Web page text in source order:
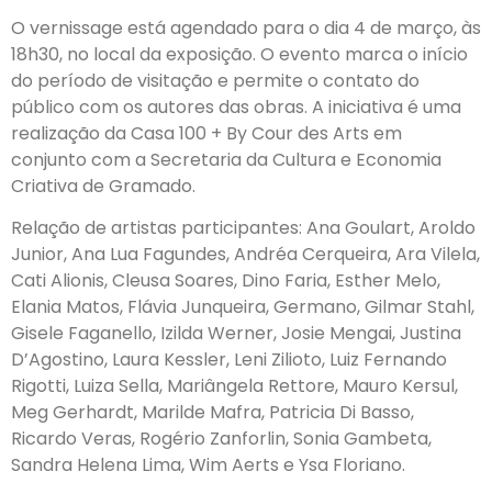
O vernissage está agendado para o dia 4 de março, às
18h30, no local da exposição. O evento marca o início
do período de visitação e permite o contato do
público com os autores das obras. A iniciativa é uma
realização da Casa 100 + By Cour des Arts em
conjunto com a Secretaria da Cultura e Economia
Criativa de Gramado.
Relação de artistas participantes: Ana Goulart, Aroldo
Junior, Ana Lua Fagundes, Andréa Cerqueira, Ara Vilela,
Cati Alionis, Cleusa Soares, Dino Faria, Esther Melo,
Elania Matos, Flávia Junqueira, Germano, Gilmar Stahl,
Gisele Faganello, Izilda Werner, Josie Mengai, Justina
D’Agostino, Laura Kessler, Leni Zilioto, Luiz Fernando
Rigotti, Luiza Sella, Mariângela Rettore, Mauro Kersul,
Meg Gerhardt, Marilde Mafra, Patricia Di Basso,
Ricardo Veras, Rogério Zanforlin, Sonia Gambeta,
Sandra Helena Lima, Wim Aerts e Ysa Floriano.